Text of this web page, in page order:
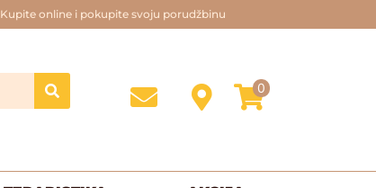
Kupite online i pokupite svoju porudžbinu
0